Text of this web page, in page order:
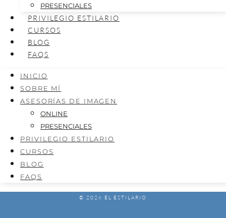
PRESENCIALES
PRIVILEGIO ESTILARIO
CURSOS
BLOG
FAQS
INICIO
SOBRE MÍ
ASESORÍAS DE IMAGEN
ONLINE
PRESENCIALES
PRIVILEGIO ESTILARIO
CURSOS
BLOG
FAQS
© 2026 EL ESTILARIO